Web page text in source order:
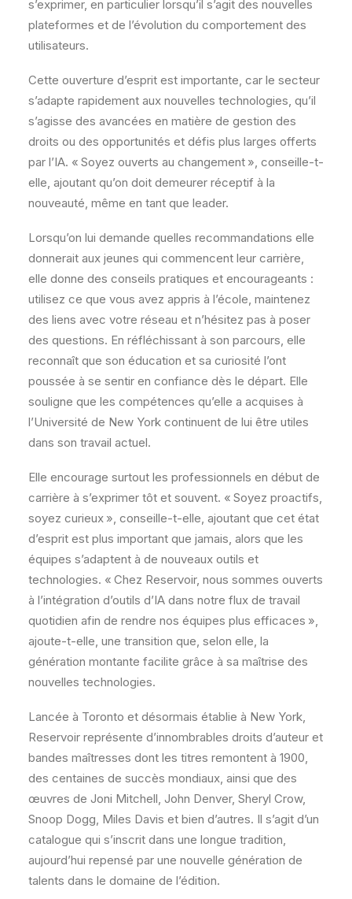
s’exprimer, en particulier lorsqu’il s’agit des nouvelles
plateformes et de l’évolution du comportement des
utilisateurs.
Cette ouverture d’esprit est importante, car le secteur
s’adapte rapidement aux nouvelles technologies, qu’il
s’agisse des avancées en matière de gestion des
droits ou des opportunités et défis plus larges offerts
par l’IA. « Soyez ouverts au changement », conseille-t-
elle, ajoutant qu’on doit demeurer réceptif à la
nouveauté, même en tant que leader.
Lorsqu’on lui demande quelles recommandations elle
donnerait aux jeunes qui commencent leur carrière,
elle donne des conseils pratiques et encourageants :
utilisez ce que vous avez appris à l’école, maintenez
des liens avec votre réseau et n’hésitez pas à poser
des questions. En réfléchissant à son parcours, elle
reconnaît que son éducation et sa curiosité l’ont
poussée à se sentir en confiance dès le départ. Elle
souligne que les compétences qu’elle a acquises à
l’Université de New York continuent de lui être utiles
dans son travail actuel.
Elle encourage surtout les professionnels en début de
carrière à s’exprimer tôt et souvent. « Soyez proactifs,
soyez curieux », conseille-t-elle, ajoutant que cet état
d’esprit est plus important que jamais, alors que les
équipes s’adaptent à de nouveaux outils et
technologies. « Chez Reservoir, nous sommes ouverts
à l’intégration d’outils d’IA dans notre flux de travail
quotidien afin de rendre nos équipes plus efficaces »,
ajoute-t-elle, une transition que, selon elle, la
génération montante facilite grâce à sa maîtrise des
nouvelles technologies.
Lancée à Toronto et désormais établie à New York,
Reservoir représente d’innombrables droits d’auteur et
bandes maîtresses dont les titres remontent à 1900,
des centaines de succès mondiaux, ainsi que des
œuvres de Joni Mitchell, John Denver, Sheryl Crow,
Snoop Dogg, Miles Davis et bien d’autres. Il s’agit d’un
catalogue qui s’inscrit dans une longue tradition,
aujourd’hui repensé par une nouvelle génération de
talents dans le domaine de l’édition.